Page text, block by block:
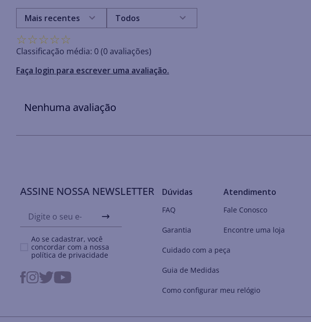
☆☆☆☆☆
Classificação média: 0(0 avaliações)
Faça login para escrever uma avaliação.
Mais recentes Todos
Nenhuma avaliação
ASSINE NOSSA NEWSLETTER
Ao se cadastrar, você
concordar com a nossa
política de privacidade
Dúvidas
FAQ
Garantia
Cuidado com a peça
Guia de Medidas
Como configurar meu relógio
Atendimento
Fale Conosco
Encontre uma loja